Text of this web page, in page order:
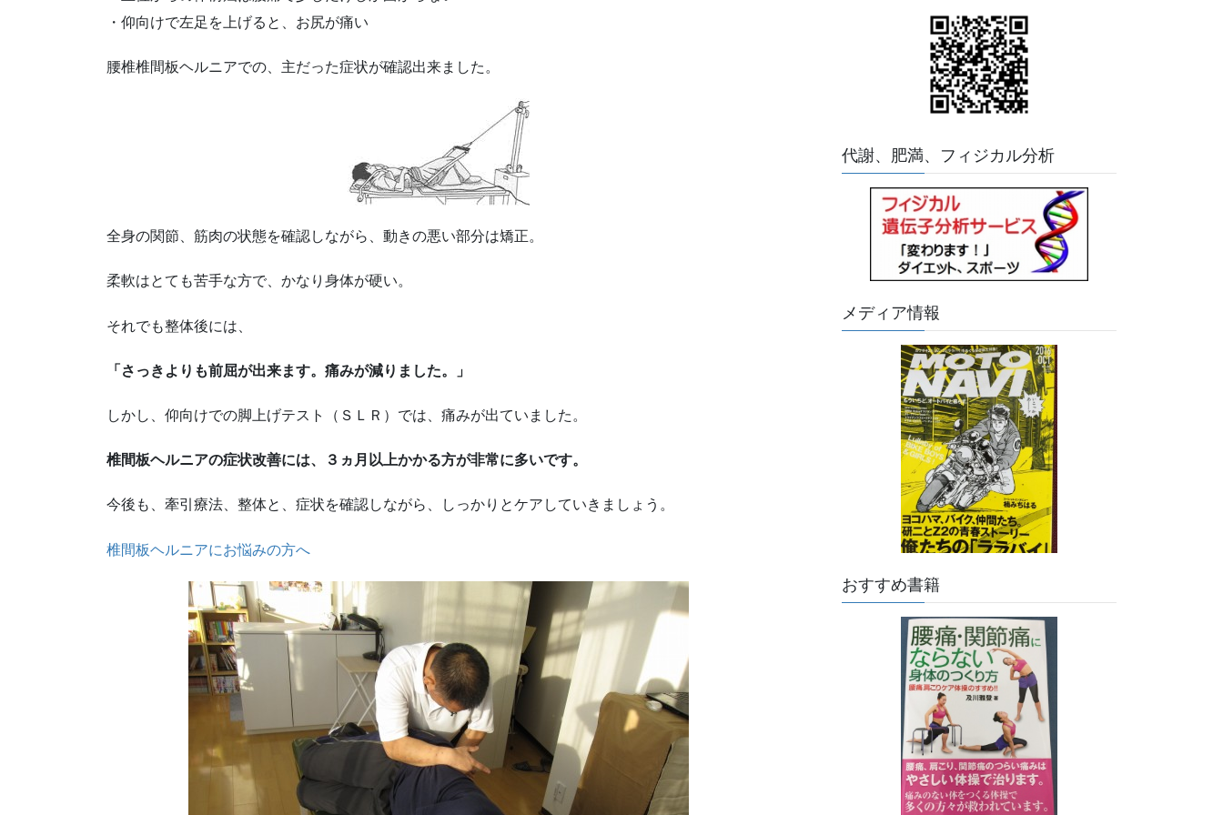
・仰向けで左足を上げると、お尻が痛い
腰椎椎間板ヘルニアでの、主だった症状が確認出来ました。
全身の関節、筋肉の状態を確認しながら、動きの悪い部分は矯正。
柔軟はとても苦手な方で、かなり身体が硬い。
それでも整体後には、
「さっきよりも前屈が出来ます。痛みが減りました。」
しかし、仰向けでの脚上げテスト（ＳＬＲ）では、痛みが出ていました。
椎間板ヘルニアの症状改善には、３ヵ月以上かかる方が非常に多いです。
今後も、牽引療法、整体と、症状を確認しながら、しっかりとケアしていきましょう。
椎間板ヘルニアにお悩みの方へ
代謝、肥満、フィジカル分析
メディア情報
おすすめ書籍